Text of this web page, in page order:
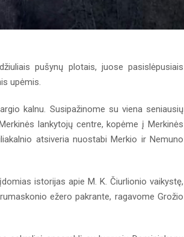
pušynų plotais, juose pasislėpusiais
upėmis.
kalnu. Susipažinome su viena seniausių
lankytojų centre, kopėme į Merkinės
atsiveria nuostabi Merkio ir Nemuno
istorijas apie M. K. Čiurlionio vaikystę,
ežero pakrante, ragavome Grožio